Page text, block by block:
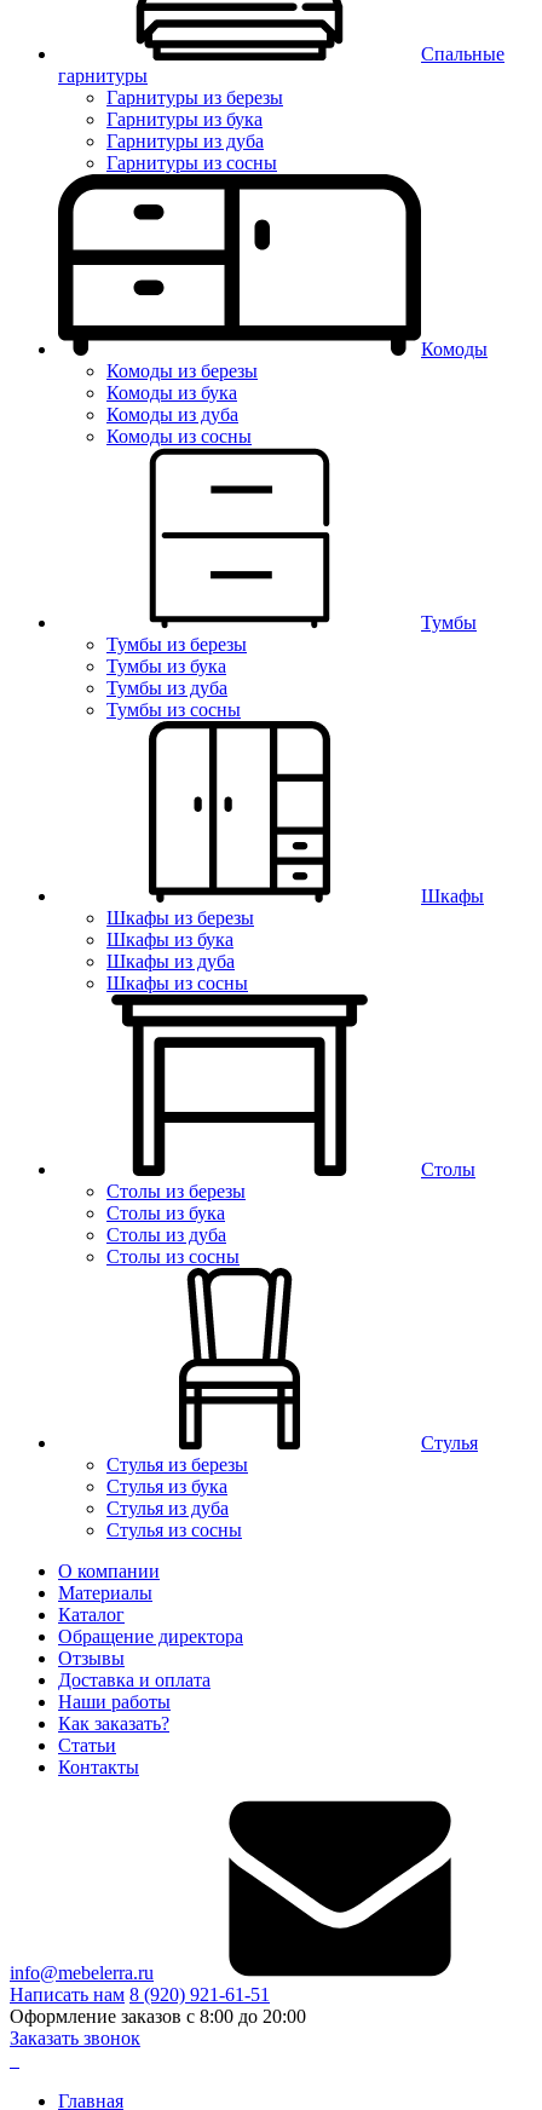
Спальные
гарнитуры
Гарнитуры из березы
Гарнитуры из бука
Гарнитуры из дуба
Гарнитуры из сосны
Комоды
Комоды из березы
Комоды из бука
Комоды из дуба
Комоды из сосны
Тумбы
Тумбы из березы
Тумбы из бука
Тумбы из дуба
Тумбы из сосны
Шкафы
Шкафы из березы
Шкафы из бука
Шкафы из дуба
Шкафы из сосны
Столы
Столы из березы
Столы из бука
Столы из дуба
Столы из сосны
Стулья
Стулья из березы
Стулья из бука
Стулья из дуба
Стулья из сосны
О компании
Материалы
Каталог
Обращение директора
Отзывы
Доставка и оплата
Наши работы
Как заказать?
Статьи
Контакты
info@mebelerra.ru
Написать нам 8 (920) 921-61-51
Оформление заказов с 8:00 до 20:00
Заказать звонок
Главная